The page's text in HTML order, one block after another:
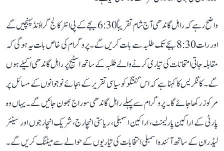
واضح رہے کہ راہل گاندھی آج شام تقریباً 6:30 بجے کے پی انٹر کالج گراؤنڈ پہنچیں گے
اور رات 8:30 بجے تک طلبہ سے بات کریں گے۔ پروگرام کی خاص بات یہ ہوگی کہ
مقابلہ جاتی امتحانات کی تیاری کرنے والے طلبہ کے ساتھ اسٹیج پر راہل گاندھی اکیلے ہوں
گے۔ کانگریس کا کہنا ہے کہ اس گفتگو کو سیاسی تقریر کے بجائے نوجوانوں کے مسائل پر
مرکوز رکھا جائے گا۔ پروگرام سے پہلے راہل گاندھی سوراج بھون جائیں گے۔ یہاں وہ
پارٹی کے اراکین پارلیمنٹ، اراکین اسمبلی، ریاستی انچارج، شریک انچارجوں اور سینئر
لیڈران کے ساتھ آئندہ اسمبلی انتخابات کی تیاریوں کے حوالے سے میٹنگ کریں گے۔